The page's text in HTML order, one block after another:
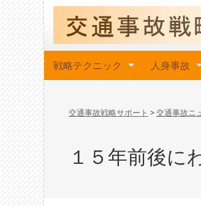
戦略テクニック 人身事故
交通事故戦略サポート >交通事故ニ
１５年前後に